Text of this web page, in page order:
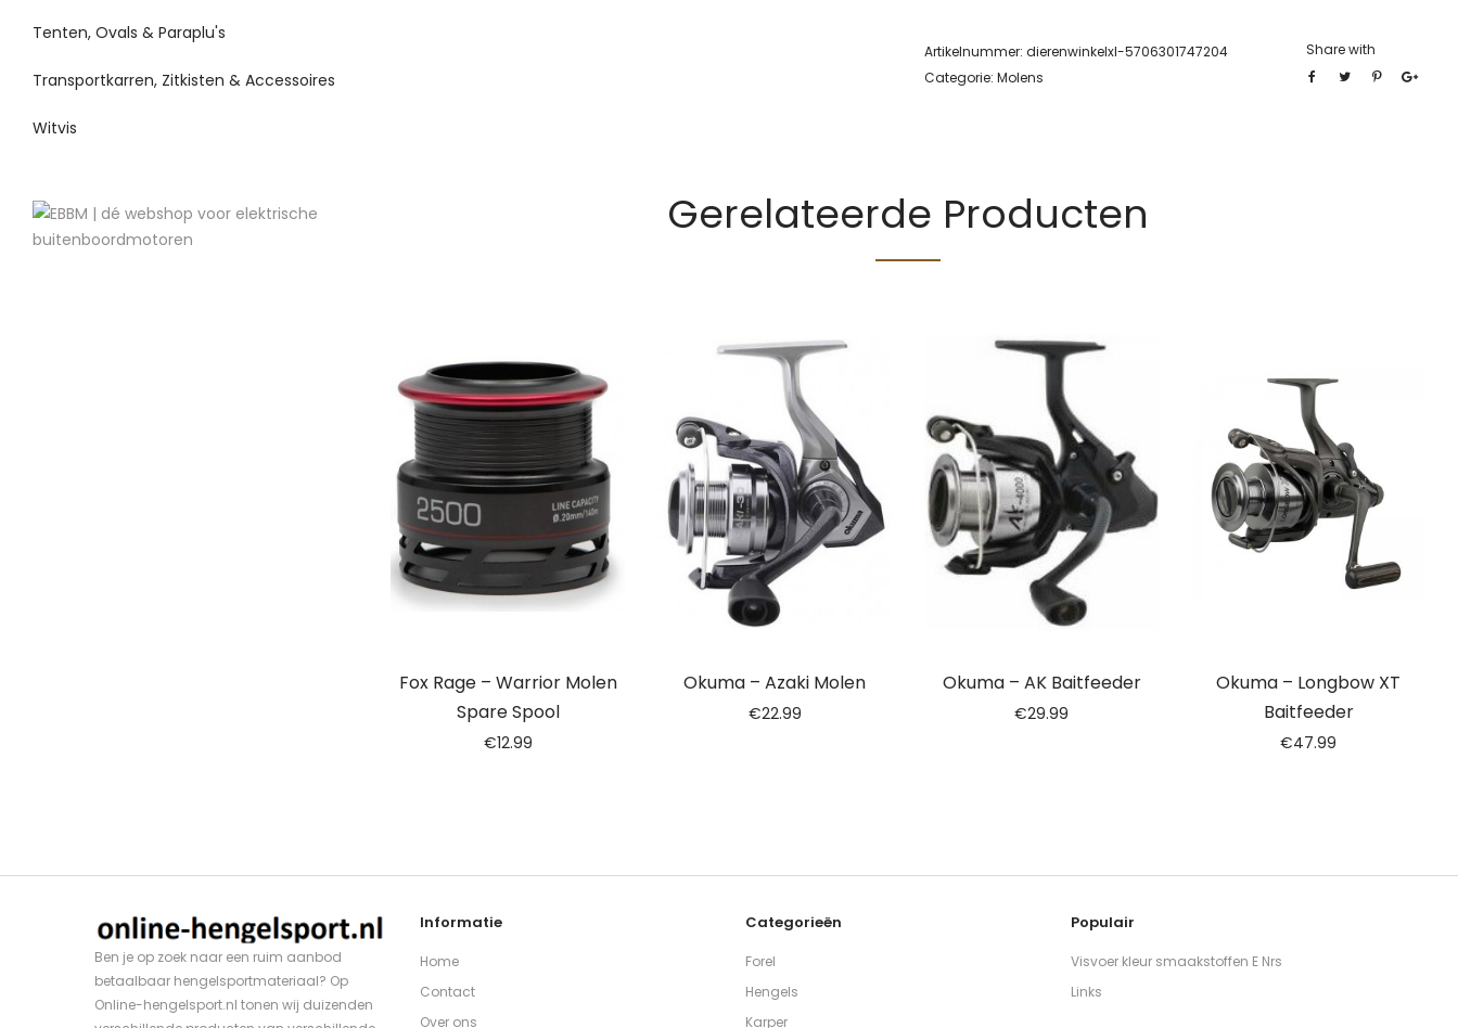
Artikelnummer: dierenwinkelxl-5706301747204
Categorie: Molens
Share with
Gerelateerde Producten
Fox Rage – Warrior Molen
Spare Spool
€12.99
Okuma – Azaki Molen
€22.99
Okuma – AK Baitfeeder
€29.99
Okuma – Longbow XT
Baitfeeder
€47.99
Tenten, Ovals & Paraplu's
Transportkarren, Zitkisten & Accessoires
Witvis
Ben je op zoek naar een ruim aanbod
betaalbaar hengelsportmateriaal? Op
Online-hengelsport.nl tonen wij duizenden
Informatie
Home
Contact
Over ons
Categorieën
Forel
Hengels
Karper
Populair
Visvoer kleur smaakstoffen E Nrs
Links